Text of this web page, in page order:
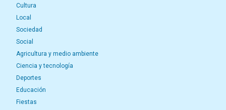
Cultura
Local
Sociedad
Social
Agricultura y medio ambiente
Ciencia y tecnología
Deportes
Educación
Fiestas